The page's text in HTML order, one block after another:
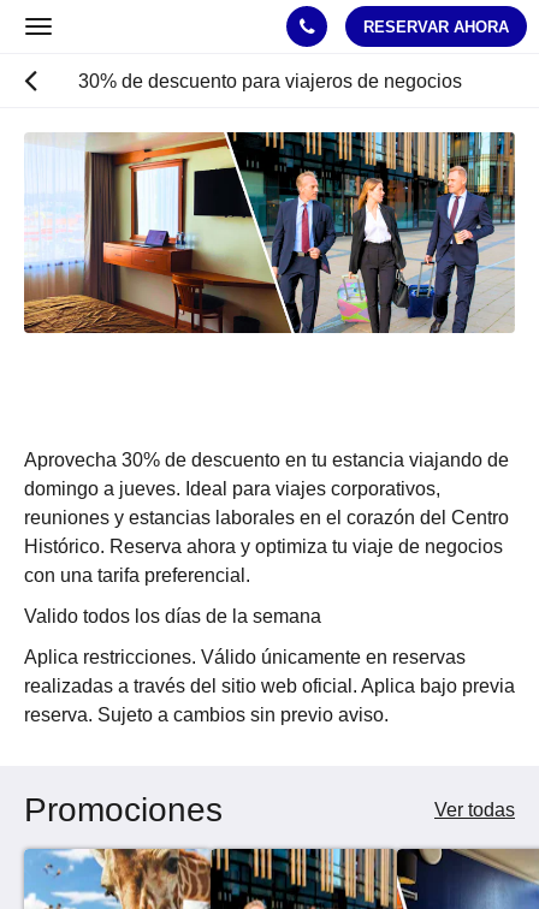
Toggle
navigation
RESERVAR AHORA
30% de descuento para viajeros de negocios
A
continuación
se
muestra
un
carrusel
de
la
pantalla
a
la
izquierda
o
la
derecha,
o
botones
anterior.
Aprovecha 30% de descuento en tu estancia viajando de
domingo a jueves. Ideal para viajes corporativos,
reuniones y estancias laborales en el corazón del Centro
Histórico. Reserva ahora y optimiza tu viaje de negocios
con una tarifa preferencial.
Valido todos los días de la semana
Aplica restricciones. Válido únicamente en reservas
realizadas a través del sitio web oficial. Aplica bajo previa
reserva. Sujeto a cambios sin previo aviso.
Promociones Ver todas